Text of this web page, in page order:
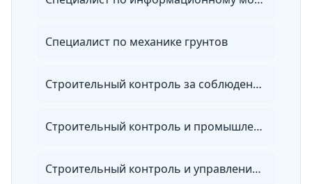
Специалист по механике грунтов
Строительный контроль за соблюдением проектных решений и качеством строительства
Строительный контроль и промышленная безопасность
Строительный контроль и управление качеством в строительстве